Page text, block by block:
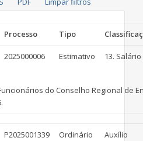
Processo Tipo
2025000006 Estimativo 13. Salário
do Conselho Regional de
P2025001339 Ordinário
Auxílio